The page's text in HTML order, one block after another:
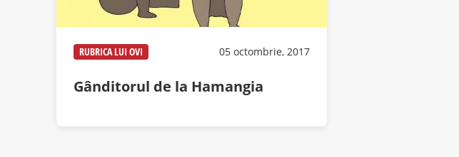
RUBRICA LUI OVI 05 octombrie, 2017
Gânditorul de la Hamangia